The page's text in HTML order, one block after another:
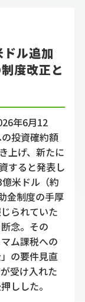
ル追加
度改正と
年6月12
投資確約額
上げ、新たに
すると発表し
米ドル（約
金制度の手厚
られていた
念。その
ム課税への
の要件見直
受け入れた
しした。